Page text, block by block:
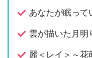
あなたが眠って
雲が描いた月明
麗＜レイ＞～花